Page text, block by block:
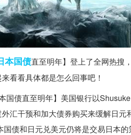
本国债直至明年】登上了全网热搜
看看具体都是怎么回事吧！
国债直至明年】美国银行以
汇干预和加大债券购买来缓解日
债和日元兑美元仍将是交易日本